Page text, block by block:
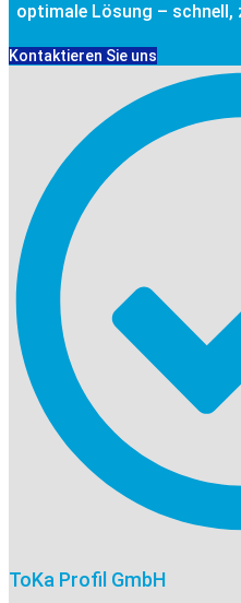
optimale Lösung –
Kontaktieren Sie uns
ToKa Profil GmbH